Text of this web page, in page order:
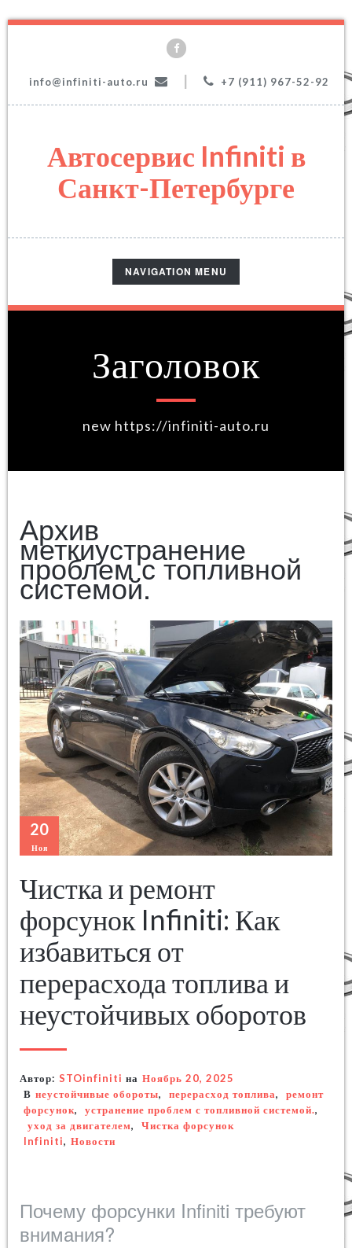
info@infiniti-auto.ru +7 (911) 967-52-92
Автосервис Infiniti в
Санкт-Петербурге
TOGGLE
NAVIGATION
NAVIGATION MENU
Заголовок
new https://infiniti-auto.ru
Архив
меткиустранение
проблем с топливной
системой.
20
Ноя
Чистка и ремонт
форсунок Infiniti: Как
избавиться от
перерасхода топлива и
неустойчивых оборотов
Автор: STOinfiniti на Ноябрь 20, 2025
В неустойчивые обороты, перерасход топлива,
ремонт
форсунок, устранение проблем с топливной системой.,
уход за двигателем,
Чистка форсунок
Infiniti, Новости
Почему форсунки Infiniti требуют
внимания?